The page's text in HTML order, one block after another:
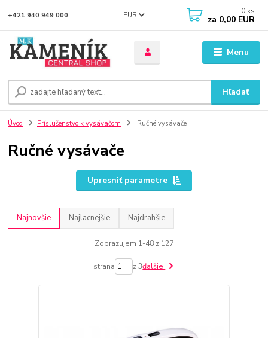
Menu
EUR
Hľadať
+421 940 949 000 0 ks
za 0,00 EUR
Úvod Príslušenstvo k vysávačom Ručné vysávače
Ručné vysávače
Upresniť parametre
Najnovšie Najlacnejšie Najdrahšie
Zobrazujem 1-48 z 127
strana z 3ďalšie